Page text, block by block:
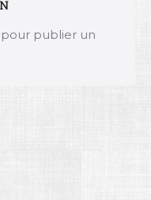
pour publier un